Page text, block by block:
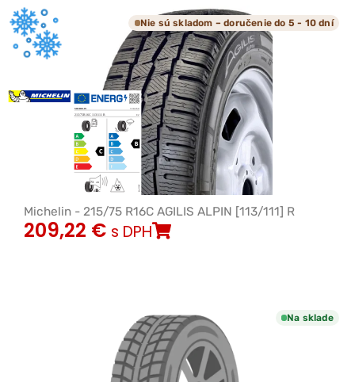
Nie sú skladom – doručenie do 5 - 10 dní
Michelin - 215/75 R16C AGILIS ALPIN [113/111] R
209,22 € s DPH
Na sklade